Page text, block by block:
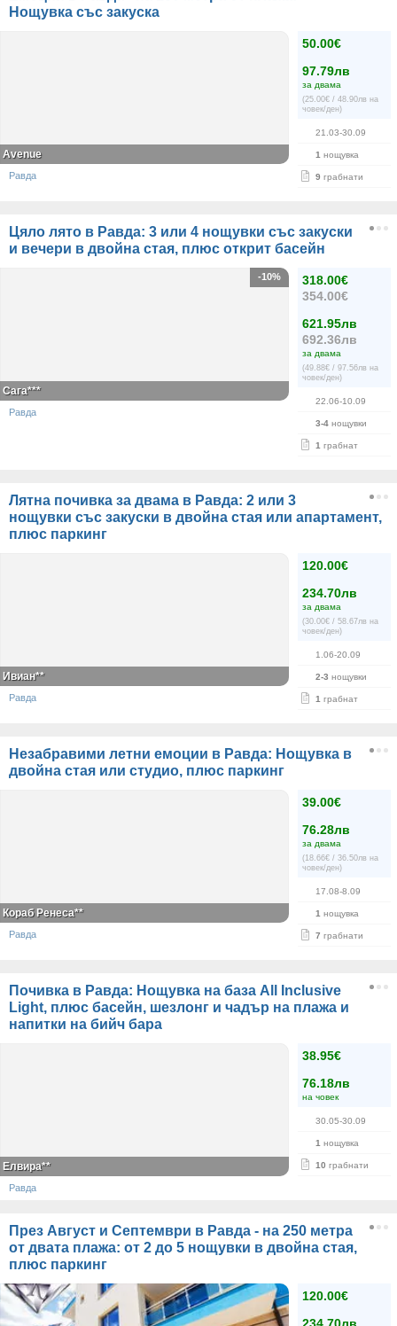
Нощувка със закуска
50.00€
97.79лв
за двама
(25.00€ / 48.90лв на
човек/ден)
21.03-30.09
1 нощувка
9 грабнати
Avenue
Равда
Цяло лято в Равда: 3 или 4 нощувки със закуски
и вечери в двойна стая, плюс открит басейн
318.00€
354.00€
621.95лв
692.36лв
за двама
(49.88€ / 97.56лв на
човек/ден)
22.06-10.09
3-4 нощувки
1 грабнат
-10%
Сага***
Равда
Лятна почивка за двама в Равда: 2 или 3
нощувки със закуски в двойна стая или апартамент,
плюс паркинг
120.00€
234.70лв
за двама
(30.00€ / 58.67лв на
човек/ден)
1.06-20.09
2-3 нощувки
1 грабнат
Ивиан**
Равда
Незабравими летни емоции в Равда: Нощувка в
двойна стая или студио, плюс паркинг
39.00€
76.28лв
за двама
(18.66€ / 36.50лв на
човек/ден)
17.08-8.09
1 нощувка
7 грабнати
Кораб Ренеса**
Равда
Почивка в Равда: Нощувка на база All Inclusive
Light, плюс басейн, шезлонг и чадър на плажа и
напитки на бийч бара
38.95€
76.18лв
на човек
30.05-30.09
1 нощувка
10 грабнати
Елвира**
Равда
През Август и Септември в Равда - на 250 метра
от двата плажа: от 2 до 5 нощувки в двойна стая,
плюс паркинг
120.00€